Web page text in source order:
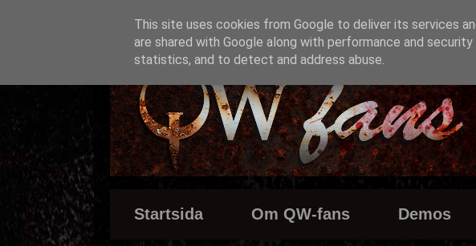
Startsida Om QW-fans Demos
This site uses cookies from Google to deliver its services
are shared with Google along with performance and
statistics, and to detect and address abuse.